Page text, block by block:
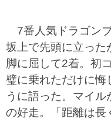
7番人気ドラゴン
坂上で先頭に立った
脚に屈して2着。初
璧に乗れただけに悔
うに語った。マイ
の好走。「距離は長